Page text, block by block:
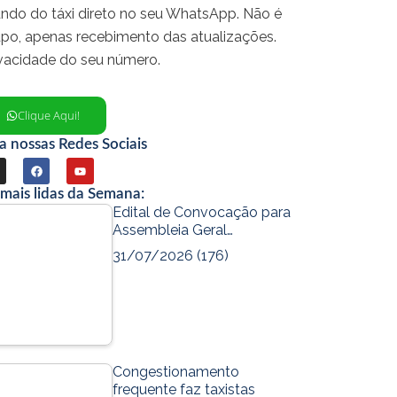
do táxi direto no seu WhatsApp. Não é
apenas recebimento das atualizações.
do seu número.
Clique Aqui!
nossas Redes Sociais
F
a
Y
o
lidas da Semana:
Edital de Convocação para
Assembleia Geral…
31/07/2026 (176)
Congestionamento
frequente faz taxistas